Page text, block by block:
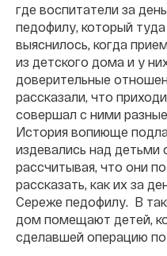
где воспитатели за
педофилу, который
выяснилось, когда
из детского дома и у
доверительные
рассказали, что
совершал с ними
История вопиюще
издевались над детьми
рассчитывая, что они
рассказать, как их за
Сереже педофилу. В
дом помещают детей,
сделавшей операцию